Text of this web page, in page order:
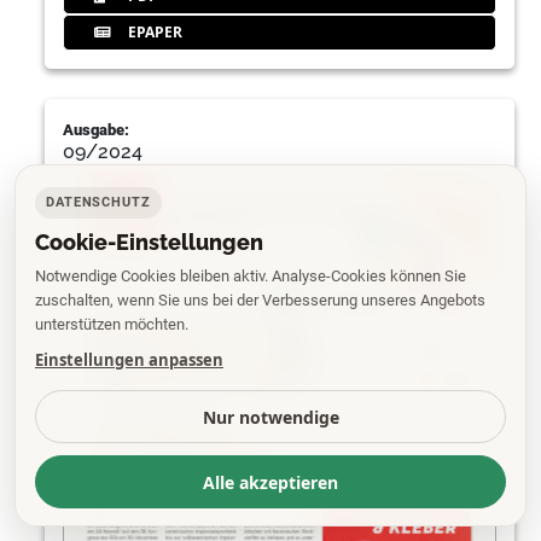
EPAPER
Ausgabe:
09/2024
DATENSCHUTZ
Cookie-Einstellungen
Notwendige Cookies bleiben aktiv. Analyse-Cookies können Sie
zuschalten, wenn Sie uns bei der Verbesserung unseres Angebots
unterstützen möchten.
Einstellungen anpassen
Nur notwendige
Alle akzeptieren